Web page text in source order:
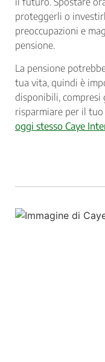
proteggerli o
preoccupazioni e
pensione.
La pensione
tua vita, quindi è
disponibili,
risparmiare per il
oggi stesso Caye